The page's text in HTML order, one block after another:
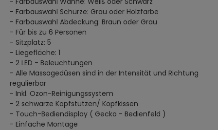
- Farbauswahl Schürze: Grau oder Holzfarbe
- Farbauswahl Abdeckung: Braun oder Grau
- Für bis zu 6 Personen
- Sitzplatz: 5
- Liegefläche: 1
- 2 LED - Beleuchtungen
- Alle Massagedüsen sind in der Intensität und Richtung
regulierbar
- Inkl. Ozon-Reinigungssystem
- 2 schwarze Kopfstützen/ Kopfkissen
- Touch-Bediendisplay ( Gecko - Bedienfeld )
- Einfache Montage